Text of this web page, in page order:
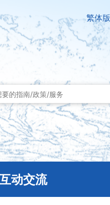
繁体版
动交流